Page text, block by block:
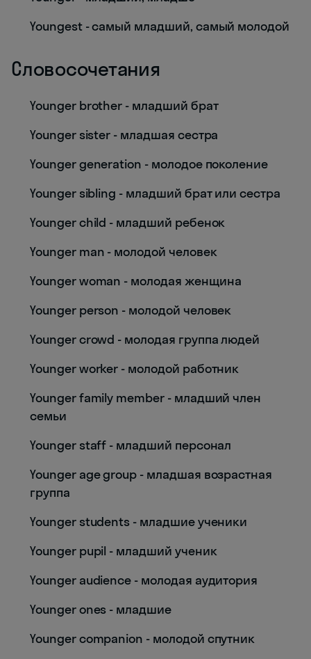
Youngest - самый младший, самый молодой
Словосочетания
Younger brother - младший брат
Younger sister - младшая сестра
Younger generation - молодое поколение
Younger sibling - младший брат или сестра
Younger child - младший ребенок
Younger man - молодой человек
Younger woman - молодая женщина
Younger person - молодой человек
Younger crowd - молодая группа людей
Younger worker - молодой работник
Younger family member - младший член
семьи
Younger staff - младший персонал
Younger age group - младшая возрастная
группа
Younger students - младшие ученики
Younger pupil - младший ученик
Younger audience - молодая аудитория
Younger ones - младшие
Younger companion - молодой спутник